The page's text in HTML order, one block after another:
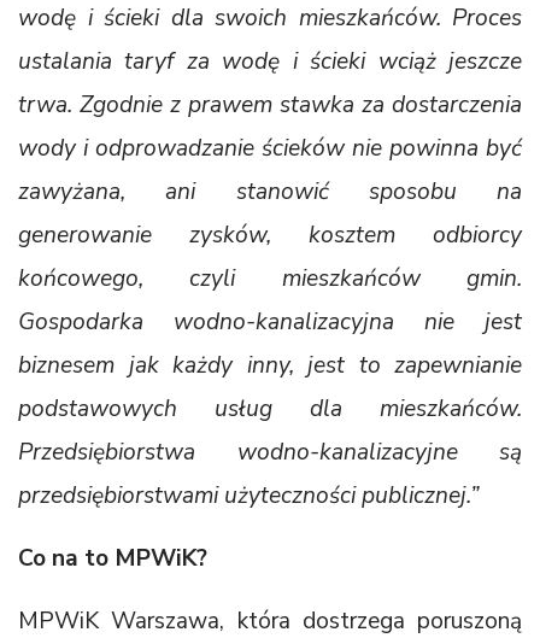
wodę i ścieki dla swoich mieszkańców. Proces
ustalania taryf za wodę i ścieki wciąż jeszcze
trwa. Zgodnie z prawem stawka za dostarczenia
wody i odprowadzanie ścieków nie powinna być
zawyżana, ani stanowić sposobu na
generowanie zysków, kosztem odbiorcy
końcowego, czyli mieszkańców gmin.
Gospodarka wodno-kanalizacyjna nie jest
biznesem jak każdy inny, jest to zapewnianie
podstawowych usług dla mieszkańców.
Przedsiębiorstwa wodno-kanalizacyjne są
przedsiębiorstwami użyteczności publicznej.”
Co na to MPWiK?
MPWiK Warszawa, która dostrzega poruszoną